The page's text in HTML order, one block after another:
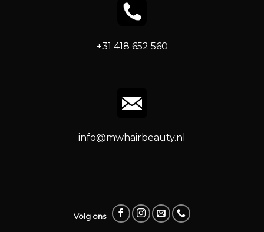
+31 418 652 560
info@mwhairbeauty.nl
Volg ons